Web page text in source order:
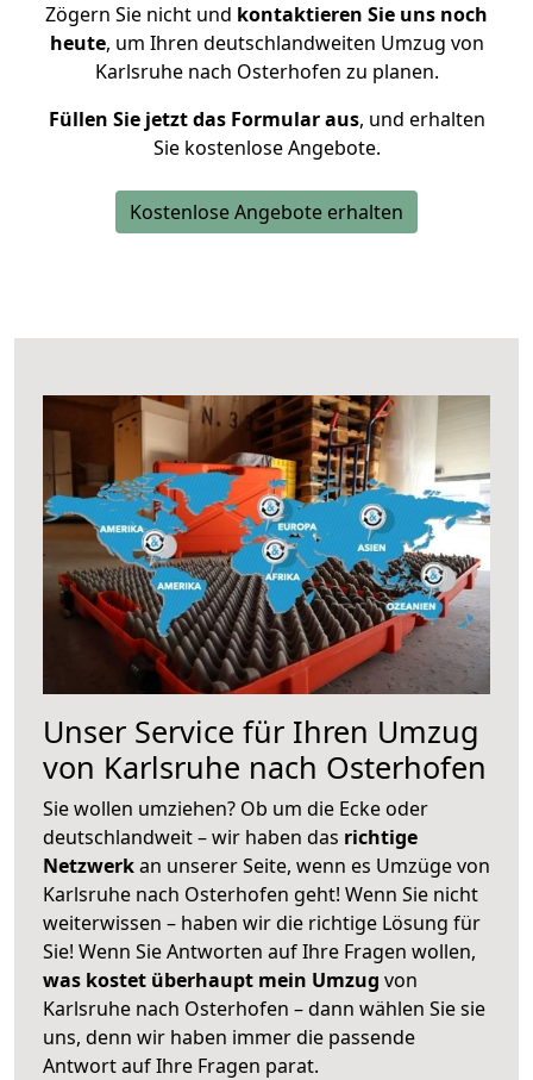
Zögern Sie nicht und kontaktieren Sie uns noch
heute, um Ihren deutschlandweiten Umzug von
Karlsruhe nach Osterhofen zu planen.
Füllen Sie jetzt das Formular aus, und erhalten
Sie kostenlose Angebote.
Kostenlose Angebote erhalten
Unser Service für Ihren Umzug
von Karlsruhe nach Osterhofen
Sie wollen umziehen? Ob um die Ecke oder
deutschlandweit – wir haben das richtige
Netzwerkan unserer Seite, wenn es Umzüge von
Karlsruhe nach Osterhofen geht! Wenn Sie nicht
weiterwissen – haben wir die richtige Lösung für
Sie! Wenn Sie Antworten auf Ihre Fragen wollen,
was kostet überhaupt mein Umzug von
Karlsruhe nach Osterhofen – dann wählen Sie sie
uns, denn wir haben immer die passende
Antwort auf Ihre Fragen parat.